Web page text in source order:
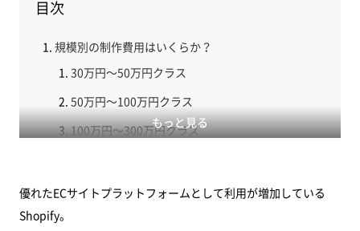
もっと見る
目次
規模別の制作費用はいくらか？
30万円～50万円クラス
50万円～100万円クラス
100万円～300万円クラス
制作費用を知るのに便利なツール
まとめ
優れたECサイトプラットフォームとして利用が増加している
Shopify。